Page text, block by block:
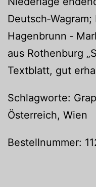
Hagenbrunn ‐
aus Rothenburg
Textblatt, gut
Schlagworte:
Österreich, Wien
Bestellnummer: